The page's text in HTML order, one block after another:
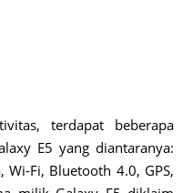
terdapat beberapa
E5 yang diantaranya:
Wi-Fi, Bluetooth 4.0, GPS,